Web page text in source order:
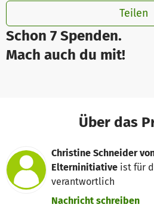
Schon 7 Spenden.
Mach auch du mit!
Teilen
Über das
Christine Schneider
Elterninitiative ist für
verantwortlich
Nachricht schreiben